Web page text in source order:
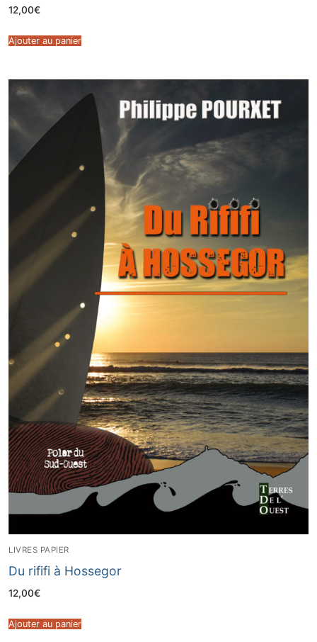
12,00€
Ajouter au panier
LIVRES PAPIER
Du rififi à Hossegor
12,00€
Ajouter au panier